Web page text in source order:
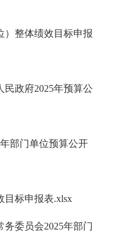
）整体绩效目标申报
民政府2025年预算公
部门单位预算公开
目标申报表.xlsx
委员会2025年部门